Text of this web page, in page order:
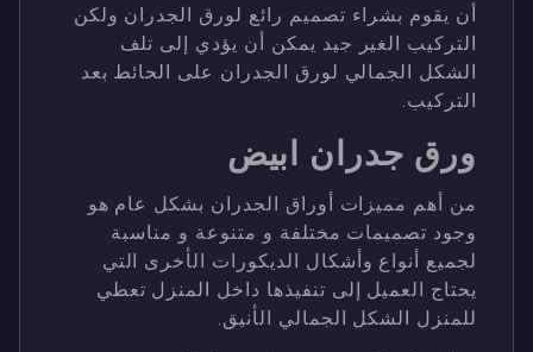
أن يقوم بشراء تصميم رائع لورق الجدران ولكن
التركيب الغير جيد يمكن أن يؤدي إلى تلف
الشكل الجمالي لورق الجدران على الحائط بعد
التركيب.
ورق جدران ابيض
من أهم مميزات أوراق الجدران بشكل عام هو
وجود تصميمات مختلفة و متنوعة و مناسبة
لجميع أنواع وأشكال الديكورات الأخرى التي
يحتاج العميل إلى تنفيذها داخل المنزل تعطي
للمنزل الشكل الجمالي الأنيق.